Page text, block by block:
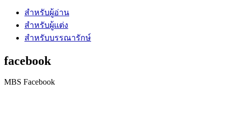
สำหรับผู้อ่าน
สำหรับผู้แต่ง
สำหรับบรรณารักษ์
facebook
MBS Facebook